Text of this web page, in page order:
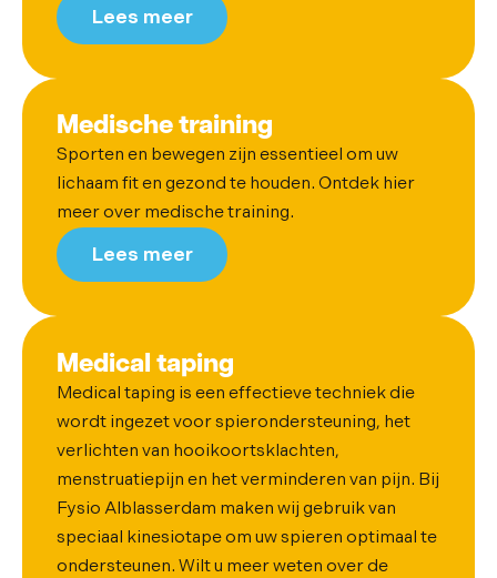
Lees meer
Medische training
Sporten en bewegen zijn essentieel om uw
lichaam fit en gezond te houden. Ontdek hier
meer over medische training.
Lees meer
Medical taping
Medical taping is een effectieve techniek die
wordt ingezet voor spierondersteuning, het
verlichten van hooikoortsklachten,
menstruatiepijn en het verminderen van pijn. Bij
Fysio Alblasserdam maken wij gebruik van
speciaal kinesiotape om uw spieren optimaal te
ondersteunen. Wilt u meer weten over de